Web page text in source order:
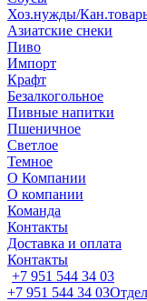
Хоз.нужды/
Азиатские снеки
Пиво
Импорт
Крафт
Безалкогольное
Пивные напитки
Пшеничное
Светлое
Темное
О Компании
О компании
Команда
Контакты
Доставка и оплата
Контакты
+7 951 544 34 03
+7 951 544 34 03